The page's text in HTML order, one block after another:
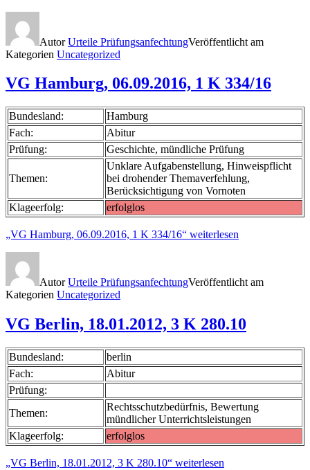
AutorUrteile PrüfungsanfechtungVeröffentlicht am
Kategorien Uncategorized
VG Hamburg, 06.09.2016, 1 K 334/16
Bundesland:
Hamburg
Fach:
Abitur
Prüfung:
Geschichte, mündliche Prüfung
Themen:
Unklare Aufgabenstellung, Hinweispflicht
bei drohender Themaverfehlung,
Berücksichtigung von Vornoten
Klageerfolg:
erfolglos
„VG Hamburg, 06.09.2016, 1 K 334/16“ weiterlesen
AutorUrteile PrüfungsanfechtungVeröffentlicht am
Kategorien Uncategorized
VG Berlin, 18.01.2012, 3 K 280.10
Bundesland:
berlin
Fach:
Abitur
Prüfung:
Themen:
Rechtsschutzbedürfnis, Bewertung
mündlicher Unterrichtsleistungen
Klageerfolg:
erfolglos
„VG Berlin, 18.01.2012, 3 K 280.10“ weiterlesen